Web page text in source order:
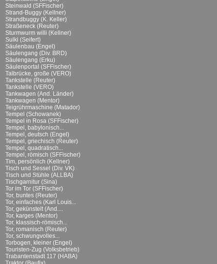
Steinwald (SFFischer)
Strand-Buggy (Kellner)
Strandbuggy (K. Keller)
Straßeneck (Reuter)
Sturmwurm willi (Kellner)
Sulki (Seifert)
Säulenbau (Engel)
Säulengang (Div. BRD)
Säulengang (Erku)
Säulenportal (SFFischer)
Talbrücke, große (VERO)
Tankstelle (Reuter)
Tankstelle (VERO)
Tankwagen (And. Länder)
Tankwagen (Mentor)
Teigrührmaschine (Matador)
Tempel (Schowanek)
Tempel in Rosa (SFFischer)
Tempel, babylonisch...
Tempel, deutsch (Engel)
Tempel, griechisch (Reuter)
Tempel, quadratisch...
Tempel, römisch (SFFischer)
Tim, persönlich (Kellner)
Tisch und Sessel (Div. VK)
Tisch und Stühle (ALLBA)
Tischgarnitur (Sina)
Tor im Tor (SFFischer)
Tor, buntes (Reuter)
Tor, einfaches (Karl Louis...
Tor, gekünstelt (And....
Tor, karges (Mentor)
Tor, klassisch-römisch...
Tor, romanisch (Reuter)
Tor, schwungvolles...
Torbogen, kleiner (Engel)
Touristen-Zug (Volksbetrieb)
Trabantenstadt 117 (HABA)